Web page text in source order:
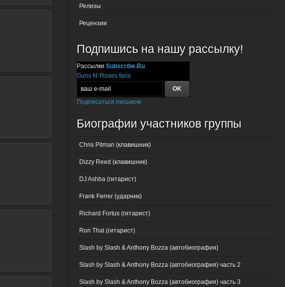
Релизы
Рецензии
Подпишись на нашу рассылку!
Рассылки Subscribe.Ru
Guns N' Roses fans
Подписаться письмом
Биографии участников группы
Chris Pitman (клавишник)
Dizzy Reed (клавишник)
DJ Ashba (гитарист)
Frank Ferrer (ударник)
Richard Fortus (гитарист)
Ron Thal (гитарист)
Slash by Slash & Anthony Bozza (автобиография)
Slash by Slash & Anthony Bozza (автобиография) часть 2
Slash by Slash & Anthony Bozza (автобиография) часть 3